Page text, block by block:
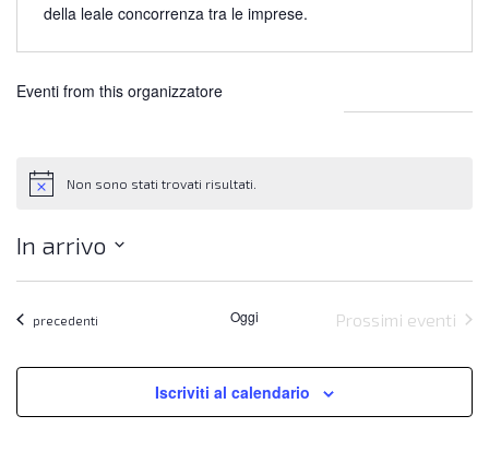
della leale concorrenza tra le imprese.
Eventi from this organizzatore
Notice Non sono stati trovati risultati.
In arrivo
data.Eventi
precedenti Oggi Prossimi eventi
Iscriviti al calendario